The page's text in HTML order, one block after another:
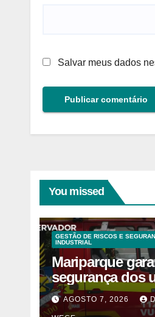
Salvar meus dados
You missed
GESTÃO DE RISCOS E
INDUSTRIAL
Mariparque
segurança dos
após acidente –
Observador
AGOSTO 7, 2026